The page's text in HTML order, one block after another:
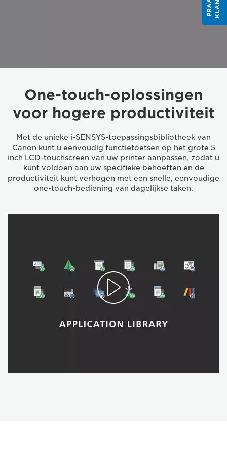
One-touch-oplossingen
voor hogere productiviteit
Met de unieke i-SENSYS-toepassingsbibliotheek van
Canon kunt u eenvoudig functietoetsen op het grote 5
inch LCD-touchscreen van uw printer aanpassen, zodat u
kunt voldoen aan uw specifieke behoeften en de
productiviteit kunt verhogen met een snelle, eenvoudige
one-touch-bediening van dagelijkse taken.